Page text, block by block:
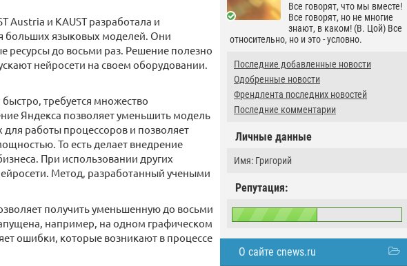
Все говорят, что мы вместе!
Все говорят, но не многие
знают, в каком! (В. Цой) Все
относительно, но и это - условно.
Последние добавленные новости
Одобренные новости
Френдлента последних новостей
Последние комментарии
Личные данные
Имя: Григорий
Репутация:
О сайте cnews.ru
Austria и KAUST разработала и
больших языковых моделей. Они
ресурсы до восьми раз. Решение полезно
нейросети на своем оборудовании.
требуется множество
Яндекса позволяет уменьшить модель
работы процессоров и позволяет
То есть делает внедрение
При использовании других
Метод, разработанный учеными
получить уменьшенную до восьми
например, на одном графическом
ошибки, которые возникают в процессе